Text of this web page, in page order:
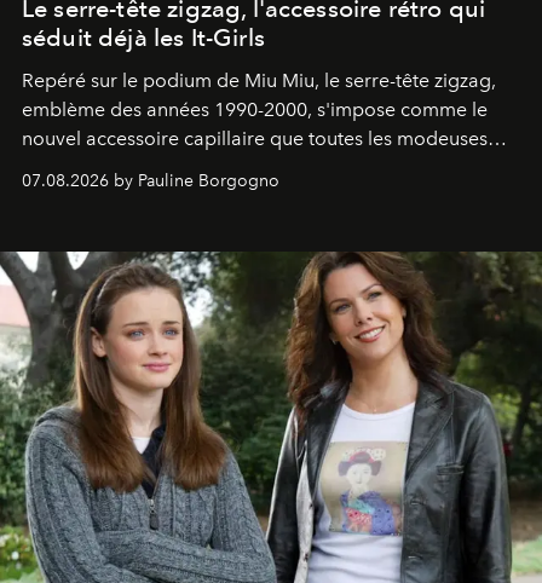
Le serre-tête zigzag, l'accessoire rétro qui
séduit déjà les It-Girls
Repéré sur le podium de Miu Miu, le serre-tête zigzag,
emblème des années 1990-2000, s'impose comme le
nouvel accessoire capillaire que toutes les modeuses
s'arrachent déjà.
07.08.2026 by Pauline Borgogno